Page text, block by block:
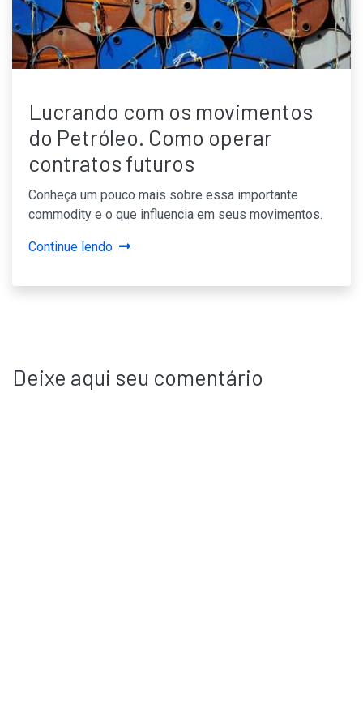
Lucrando com os movimentos
do Petróleo. Como operar
contratos futuros
Conheça um pouco mais sobre essa importante
commodity e o que influencia em seus movimentos.
Continue lendo
Deixe aqui seu comentário